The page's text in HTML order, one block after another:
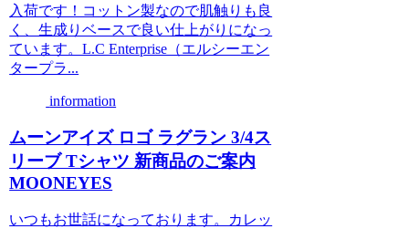
入荷です！コットン製なので肌触りも良
く、生成りベースで良い仕上がりになっ
ています。L.C Enterprise（エルシーエン
タープラ...
information
ムーンアイズ ロゴ ラグラン 3/4ス
リーブ Tシャツ 新商品のご案内
MOONEYES
いつもお世話になっております。カレッ